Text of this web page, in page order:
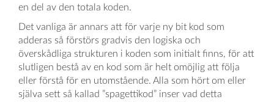
en del av den totala koden.
Det vanliga är annars att för varje ny bit kod som
adderas så förstörs gradvis den logiska och
överskådliga strukturen i koden som initialt finns, för att
slutligen bestå av en kod som är helt omöjlig att följa
eller förstå för en utomstående. Alla som hört om eller
själva sett så kallad ”spagettikod” inser vad detta